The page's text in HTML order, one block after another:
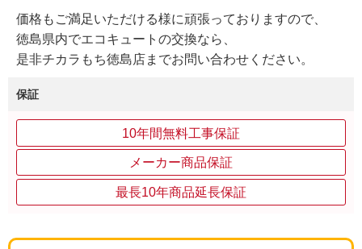
価格もご満足いただける様に頑張っておりますので、
徳島県内でエコキュートの交換なら、
是非チカラもち徳島店までお問い合わせください。
保証
10年間無料工事保証
メーカー商品保証
最長10年商品延長保証